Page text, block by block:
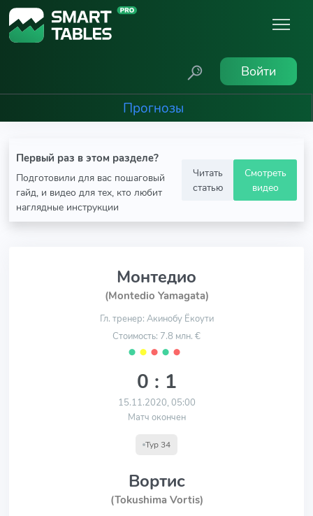
Войти
Прогнозы
Первый раз в этом разделе?
Подготовили для вас пошаговый
гайд, и видео для тех, кто любит
наглядные инструкции
Читать
статью
Смотреть
видео
Монтедио
(Montedio Yamagata)
Гл. тренер: Акинобу Ёкоути
Стоимость: 7.8 млн. €
⬤ ⬤ ⬤ ⬤ ⬤
0 : 1
15.11.2020, 05:00
Матч окончен
Тур 34
Вортис
(Tokushima Vortis)